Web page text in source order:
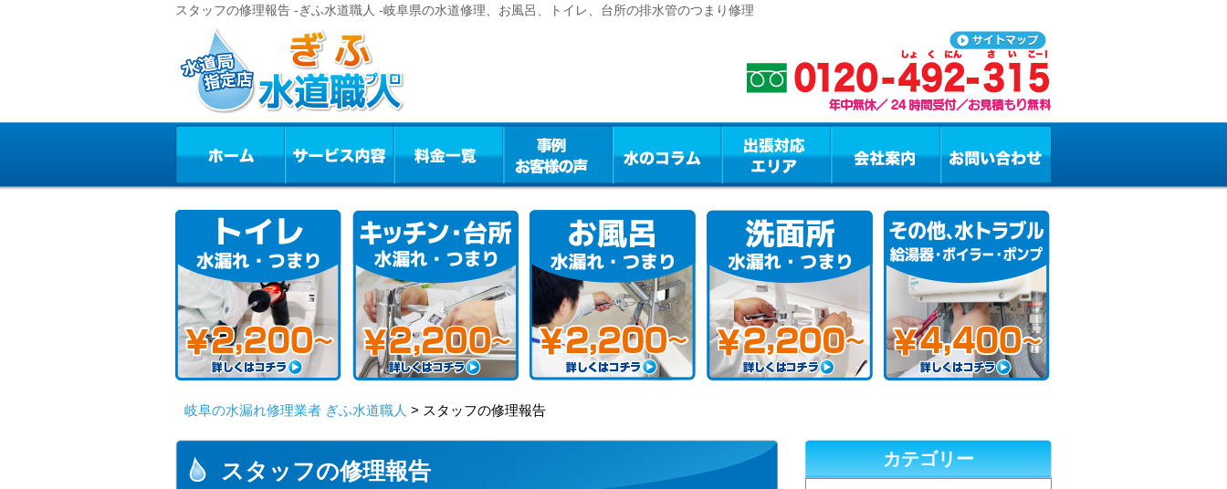
スタッフの修理報告 -ぎふ水道職人 -岐阜県の水道修理、お風呂、トイレ、台所の排水管のつまり修理
岐阜の水漏れ修理業者 ぎふ水道職人 > スタッフの修理報告
スタッフの修理報告 カテゴリー